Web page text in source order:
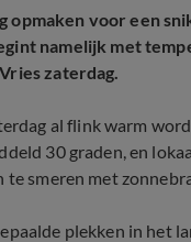
opmaken voor een
namelijk met
zaterdag.
al flink warm
30 graden, en
te smeren met
plekken in het